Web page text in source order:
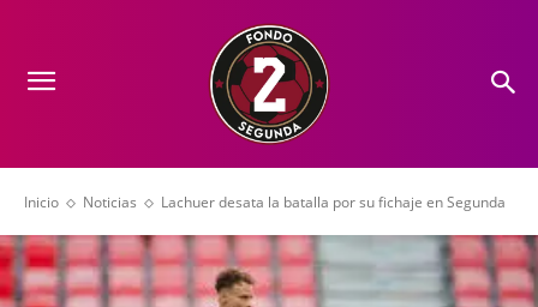
Inicio Noticias Lachuer desata la batalla por su fichaje en Segunda